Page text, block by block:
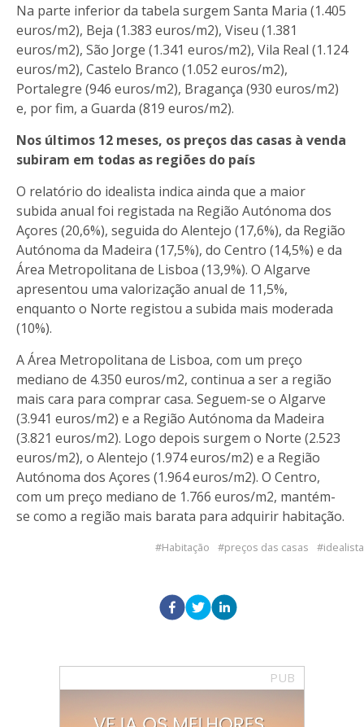
Na parte inferior da tabela surgem Santa Maria (1.405
euros/m2), Beja (1.383 euros/m2), Viseu (1.381
euros/m2), São Jorge (1.341 euros/m2), Vila Real (1.124
euros/m2), Castelo Branco (1.052 euros/m2),
Portalegre (946 euros/m2), Bragança (930 euros/m2)
e, por fim, a Guarda (819 euros/m2).
Nos últimos 12 meses, os preços das casas à venda
subiram em todas as regiões do país
O relatório do idealista indica ainda que a maior
subida anual foi registada na Região Autónoma dos
Açores (20,6%), seguida do Alentejo (17,6%), da Região
Autónoma da Madeira (17,5%), do Centro (14,5%) e da
Área Metropolitana de Lisboa (13,9%). O Algarve
apresentou uma valorização anual de 11,5%,
enquanto o Norte registou a subida mais moderada
(10%).
A Área Metropolitana de Lisboa, com um preço
mediano de 4.350 euros/m2, continua a ser a região
mais cara para comprar casa. Seguem-se o Algarve
(3.941 euros/m2) e a Região Autónoma da Madeira
(3.821 euros/m2). Logo depois surgem o Norte (2.523
euros/m2), o Alentejo (1.974 euros/m2) e a Região
Autónoma dos Açores (1.964 euros/m2). O Centro,
com um preço mediano de 1.766 euros/m2, mantém-
se como a região mais barata para adquirir habitação.
Habitação preços das casas idealista
PUB